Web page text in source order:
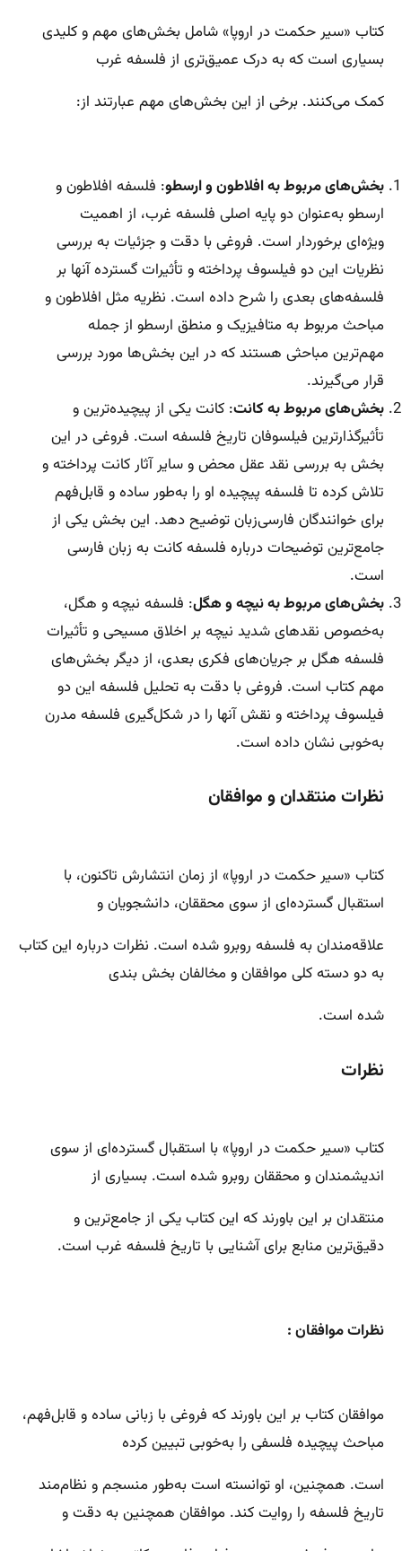
کتاب «سیر حکمت در اروپا» شامل بخش‌های مهم و کلیدی
بسیاری است که به درک عمیق‌تری از فلسفه غرب
کمک می‌کنند. برخی از این بخش‌های مهم عبارتند از:
بخش‌های مربوط به افلاطون و ارسطو: فلسفه افلاطون و
ارسطو به‌عنوان دو پایه اصلی فلسفه غرب، از اهمیت
ویژه‌ای برخوردار است. فروغی با دقت و جزئیات به بررسی
نظریات این دو فیلسوف پرداخته و تأثیرات گسترده آنها بر
فلسفه‌های بعدی را شرح داده است. نظریه مثل افلاطون و
مباحث مربوط به متافیزیک و منطق ارسطو از جمله
مهم‌ترین مباحثی هستند که در این بخش‌ها مورد بررسی
قرار می‌گیرند.
بخش‌های مربوط به کانت: کانت یکی از پیچیده‌ترین و
تأثیرگذارترین فیلسوفان تاریخ فلسفه است. فروغی در این
بخش به بررسی نقد عقل محض و سایر آثار کانت پرداخته و
تلاش کرده تا فلسفه پیچیده او را به‌طور ساده‌ و قابل‌فهم
برای خوانندگان فارسی‌زبان توضیح دهد. این بخش یکی از
جامع‌ترین توضیحات درباره فلسفه کانت به زبان فارسی
است.
بخش‌های مربوط به نیچه و هگل: فلسفه نیچه و هگل،
به‌خصوص نقدهای شدید نیچه بر اخلاق مسیحی و تأثیرات
فلسفه هگل بر جریان‌های فکری بعدی، از دیگر بخش‌های
مهم کتاب است. فروغی با دقت به تحلیل فلسفه این دو
فیلسوف پرداخته و نقش آنها را در شکل‌گیری فلسفه مدرن
به‌خوبی نشان داده است.
نظرات منتقدان و موافقان
کتاب «سیر حکمت در اروپا» از زمان انتشارش تاکنون، با
استقبال گسترده‌ای از سوی محققان، دانشجویان و
علاقه‌مندان به فلسفه روبرو شده است. نظرات درباره این کتاب
به دو دسته کلی موافقان و مخالفان بخش بندی
شده است.
نظرات
کتاب «سیر حکمت در اروپا» با استقبال گسترده‌ای از سوی
اندیشمندان و محققان روبرو شده است. بسیاری از
منتقدان بر این باورند که این کتاب یکی از جامع‌ترین و
دقیق‌ترین منابع برای آشنایی با تاریخ فلسفه غرب است.
نظرات موافقان :
موافقان کتاب بر این باورند که فروغی با زبانی ساده و قابل‌فهم،
مباحث پیچیده فلسفی را به‌خوبی تبیین کرده
است. همچنین، او توانسته است به‌طور منسجم و نظام‌مند
تاریخ فلسفه را روایت کند. موافقان همچنین به دقت و